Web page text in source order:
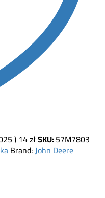
)14złSKU:57M7803
Brand:John Deere